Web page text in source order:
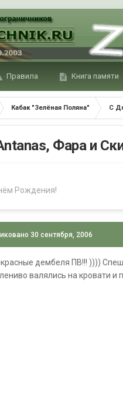
Правила Книга памяти
Кабак "Зелёная Поляна" С
Фара и
Рождения!
30 сентября, 2006
дембеля ПВ!!! ))))
валялись на кровати и